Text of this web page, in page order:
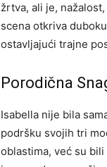
žrtva, ali je,
scena otkriva
ostavljajući trajne
Porodična
Isabella nije bila
podršku svojih tri
oblastima, već su